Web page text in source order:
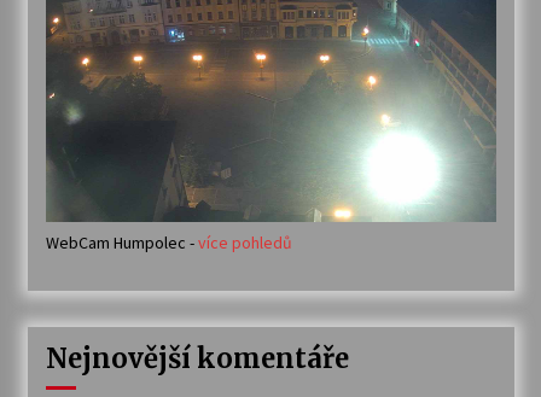
WebCam Humpolec -více pohledů
Nejnovější komentáře